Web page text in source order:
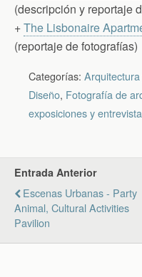
(descripción y reportaje
+The Lisbonaire
(reportaje de fotografías)
Categorías:
Diseño, Fotografía de
exposiciones y
Entrada Anterior
Escenas Urbanas - Party
Animal, Cultural Activities
Pavilion